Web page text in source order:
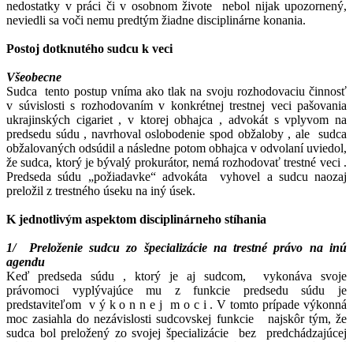
nedostatky v práci či v osobnom živote nebol nijak upozornený,
neviedli sa voči nemu predtým žiadne disciplinárne konania.
Postoj dotknutého sudcu k veci
Všeobecne
Sudca tento postup vníma ako tlak na svoju rozhodovaciu činnosť
v súvislosti s rozhodovaním v konkrétnej trestnej veci pašovania
ukrajinských cigariet , v ktorej obhajca , advokát s vplyvom na
predsedu súdu , navrhoval oslobodenie spod obžaloby , ale sudca
obžalovaných odsúdil a následne potom obhajca v odvolaní uviedol,
že sudca, ktorý je bývalý prokurátor, nemá rozhodovať trestné veci .
Predseda súdu „požiadavke“ advokáta vyhovel a sudcu naozaj
preložil z trestného úseku na iný úsek.
K jednotlivým aspektom disciplinárneho stíhania
1/ Preloženie sudcu zo špecializácie na trestné právo na inú
agendu
Keď predseda súdu , ktorý je aj sudcom, vykonáva svoje
právomoci vyplývajúce mu z funkcie predsedu súdu je
predstaviteľom v ý k o n n e j m o c i . V tomto prípade výkonná
moc zasiahla do nezávislosti sudcovskej funkcie najskôr tým, že
sudca bol preložený zo svojej špecializácie bez predchádzajúcej